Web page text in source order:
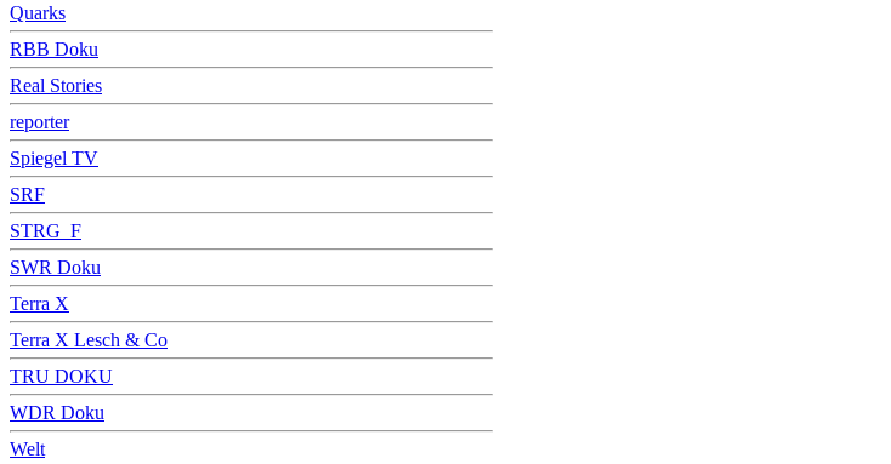
Quarks
RBB Doku
Real Stories
reporter
Spiegel TV
SRF
STRG_F
SWR Doku
Terra X
Terra X Lesch & Co
TRU DOKU
WDR Doku
Welt